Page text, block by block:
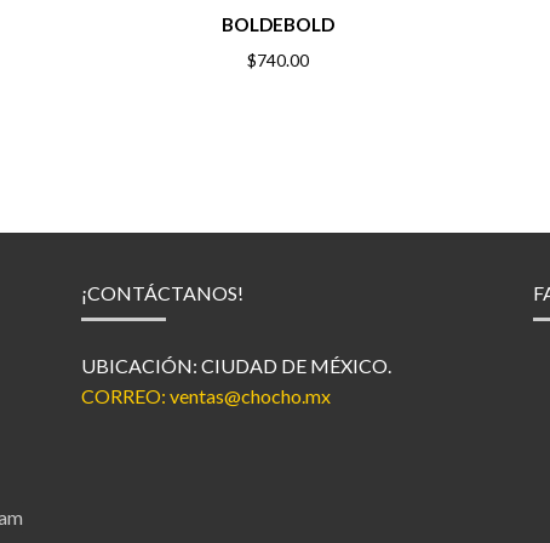
BOLDEBOLD
$740.00
¡CONTÁCTANOS!
UBICACIÓN: CIUDAD DE MÉXICO.
CORREO: ventas@chocho.mx